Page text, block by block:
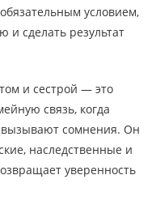
условием,
и сделать результат
и сестрой — это
связь, когда
вызывают сомнения. Он
наследственные и
уверенность